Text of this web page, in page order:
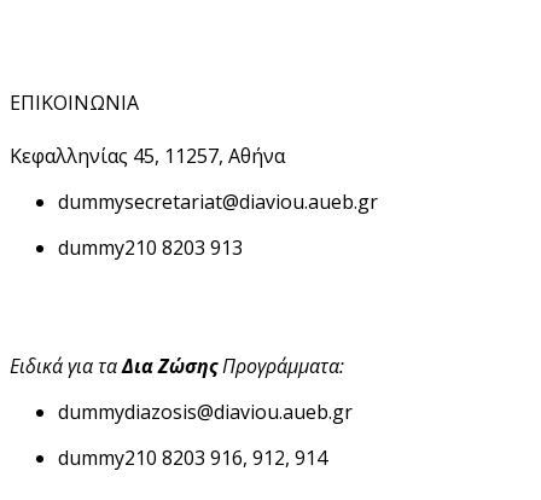
ΕΠΙΚΟΙΝΩΝΙΑ
Κεφαλληνίας 45, 11257, Αθήνα
dummysecretariat@diaviou.aueb.gr
dummy210 8203 913
Ειδικά για ταΔια ΖώσηςΠρογράμματα:
dummydiazosis@diaviou.aueb.gr
dummy210 8203 916, 912, 914